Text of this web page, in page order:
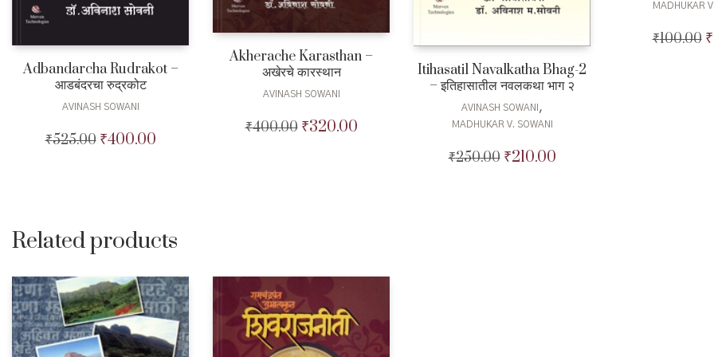
Adbandarcha Rudrakot –
आडबंदरचा रुद्रकोट
AVINASH SOWANI
₹525.00 Original
₹400.00Current
Akherache Karasthan –
अखेरचे कारस्थान
AVINASH SOWANI
₹400.00 Original
₹320.00Current
Itihasatil Navalkatha Bhag-2
– इतिहासातील नवलकथा भाग २
AVINASH SOWANI ,
MADHUKAR V. SOWANI
₹250.00 Original
₹210.00Current
MADHUKAR
₹100.00 ₹
Related products